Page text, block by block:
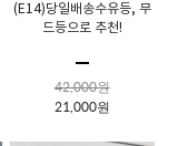
(E14)당일배송수유등, 무
드등으로 추천!
42,000원
21,000원